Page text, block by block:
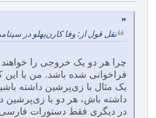
نقل قول از: وفا کارن‌پهلو در سپتامبر 21, 2011, 06:20:03 بعد از
چرا هر دو یک خروجی را
فراخوانی شده باشد. من با
یک مثال با زی‌پرشین داشته
داشته باش، هر دو با زی‌پرشین
در دیگری فقط دستورات